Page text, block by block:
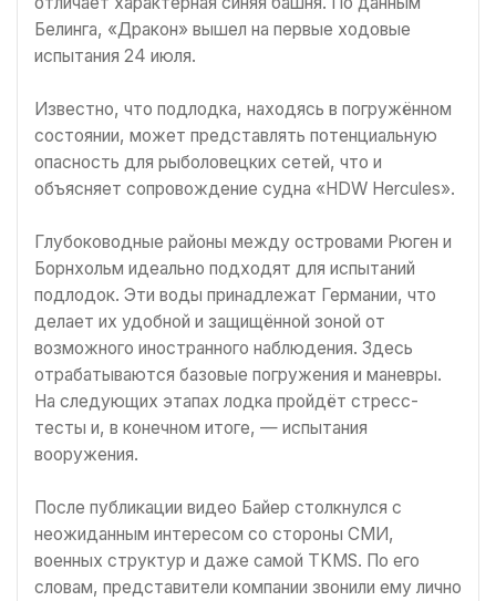
Белинга, «Дракон» вышел на первые ходовые
испытания 24 июля.
Известно, что подлодка, находясь в погружённом
состоянии, может представлять потенциальную
опасность для рыболовецких сетей, что и
объясняет сопровождение судна «HDW Hercules».
Глубоководные районы между островами Рюген и
Борнхольм идеально подходят для испытаний
подлодок. Эти воды принадлежат Германии, что
делает их удобной и защищённой зоной от
возможного иностранного наблюдения. Здесь
отрабатываются базовые погружения и маневры.
На следующих этапах лодка пройдёт стресс-
тесты и, в конечном итоге, — испытания
вооружения.
После публикации видео Байер столкнулся с
неожиданным интересом со стороны СМИ,
военных структур и даже самой TKMS. По его
словам, представители компании звонили ему лично